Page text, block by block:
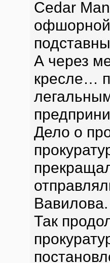
Cedar
офшорной
А через
кресле…
Дело о
Вавилова.
Так